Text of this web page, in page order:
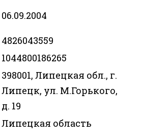
06.09.2004
4826043559
1044800186265
398001, Липецкая обл., г.
Липецк, ул. М.Горького,
д. 19
Липецкая область